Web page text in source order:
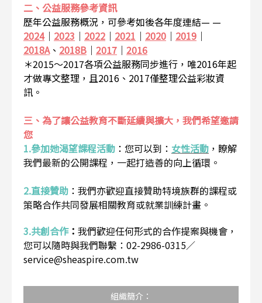
二、公益服務參考資訊
歷年公益服務概況，可參考如後各年度連結— —
2024｜ 2023 ｜ 2022 ｜ 2021 ｜ 2020 ｜ 2019 ｜
2018A、 2018B ｜ 2017 ｜ 2016
＊2015～2017各項公益服務同步進行，唯2016年起
才做專文整理，且2016、2017僅整理公益彩妝資
訊。
三、為了讓公益教育不斷延續與擴大，我們希望邀請
您
1.參加她渴望課程活動 ： 您可以到： 女性活動 ，瞭解
我們最新的公開課程，一起打造善的向上循環。
2.直接贊助 ： 我們亦歡迎直接贊助特境族群的課程或
策略合作共同發展相關教育或就業訓練計畫。
3.共創合作： 我們歡迎任何形式的合作提案與機會，
您可以隨時與我們聯繫：02-2986-0315／
service@sheaspire.com.tw
組織簡介：